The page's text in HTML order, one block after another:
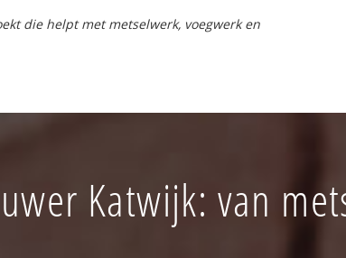
die helpt met metselwerk, voegwerk en
Katwijk: van